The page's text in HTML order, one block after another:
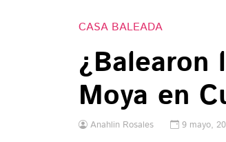
CASA BALEADA
¿Balearon
Moya en
Anahlin Rosales 9 mayo,